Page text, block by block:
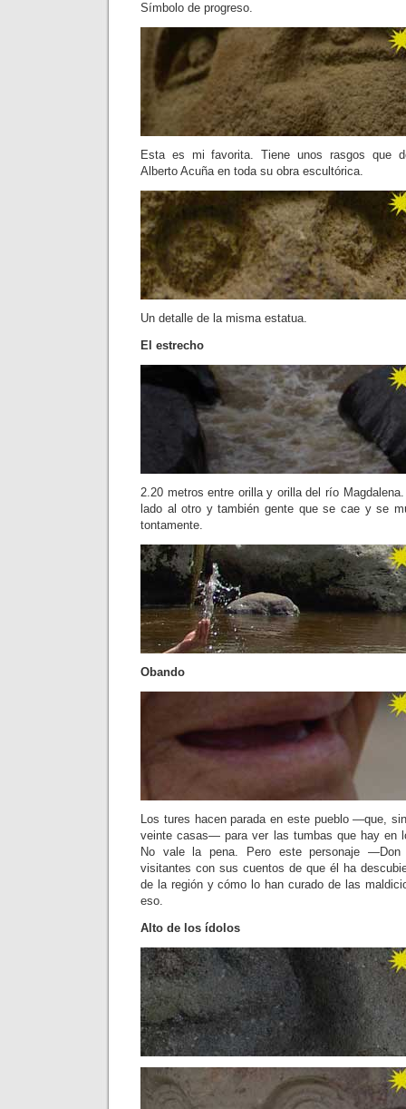
Símbolo de progreso.
Esta es mi favorita. Tiene unos rasgos que
Alberto Acuña en toda su obra escultórica.
Un detalle de la misma estatua.
El estrecho
2.20 metros entre orilla y orilla del río
lado al otro y también gente que se cae y se
tontamente.
Obando
Los tures hacen parada en este pueblo —que,
veinte casas— para ver las tumbas que hay en
No vale la pena. Pero este personaje
visitantes con sus cuentos de que él ha
de la región y cómo lo han curado de las
eso.
Alto de los ídolos